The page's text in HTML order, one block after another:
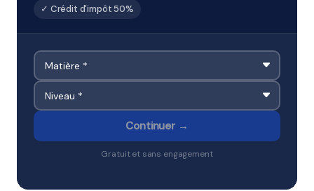
✓ Crédit d'impôt 50%
Continuer →
Gratuit et sans engagement